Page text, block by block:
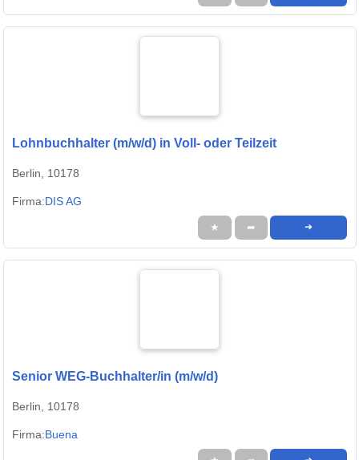
Lohnbuchhalter (m/w/d) in Voll- oder Teilzeit
Berlin, 10178
Firma:DIS AG
★ ➦ ➜
Senior WEG-Buchhalter/in (m/w/d)
Berlin, 10178
Firma:Buena